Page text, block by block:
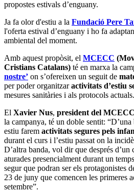
propostes estivals d’enguany.
Ja fa olor d'estiu a la Fundació Pere
l'oferta estival d’enguany i ho fa
ambiental del moment.
Amb aquest propòsit, el MCECC
Cristians Catalans) té en marxa la
nostre’ on s’ofereixen un seguit de
per poder organitzaractivitats d’estiu
mesures sanitàries i als protocols actuals.
El Xavier Nus, president del MCECC
la campanya, té un doble sentit:
estiu farem activitats segures pels
durant el curs i l’estiu passat on la
D’altra banda, vol dir que després
aturades presencialment durant un
segur que podran ser els protagonistes
23 de juny que comencen les primeres
setembre”.